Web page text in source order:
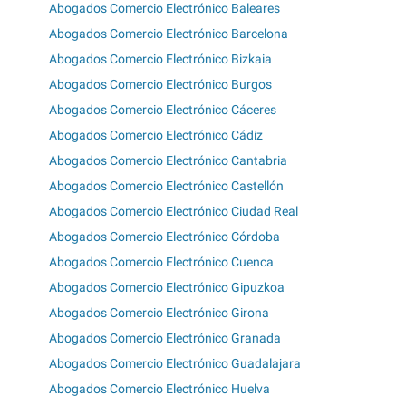
Abogados Comercio Electrónico Baleares
Abogados Comercio Electrónico Barcelona
Abogados Comercio Electrónico Bizkaia
Abogados Comercio Electrónico Burgos
Abogados Comercio Electrónico Cáceres
Abogados Comercio Electrónico Cádiz
Abogados Comercio Electrónico Cantabria
Abogados Comercio Electrónico Castellón
Abogados Comercio Electrónico Ciudad Real
Abogados Comercio Electrónico Córdoba
Abogados Comercio Electrónico Cuenca
Abogados Comercio Electrónico Gipuzkoa
Abogados Comercio Electrónico Girona
Abogados Comercio Electrónico Granada
Abogados Comercio Electrónico Guadalajara
Abogados Comercio Electrónico Huelva